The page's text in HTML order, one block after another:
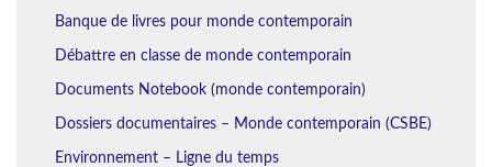
Banque de livres pour monde contemporain
Débattre en classe de monde contemporain
Documents Notebook (monde contemporain)
Dossiers documentaires – Monde contemporain (CSBE)
Environnement – Ligne du temps